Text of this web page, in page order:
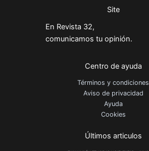
Site
En Revista 32,
comunicamos tu opinión.
Centro de ayuda
Términos y condiciones
Aviso de privacidad
Ayuda
Cookies
Últimos articulos